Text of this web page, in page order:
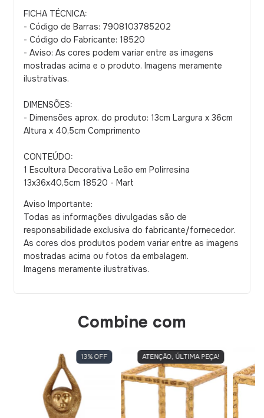
FICHA TÉCNICA:
- Código de Barras: 7908103785202
- Código do Fabricante: 18520
- Aviso: As cores podem variar entre as imagens
mostradas acima e o produto. Imagens meramente
ilustrativas.
DIMENSÕES:
- Dimensões aprox. do produto: 13cm Largura x 36cm
Altura x 40,5cm Comprimento
CONTEÚDO:
1 Escultura Decorativa Leão em Polirresina
13x36x40,5cm 18520 - Mart
Aviso Importante:
Todas as informações divulgadas são de
responsabilidade exclusiva do fabricante/fornecedor.
As cores dos produtos podem variar entre as imagens
mostradas acima ou fotos da embalagem.
Imagens meramente ilustrativas.
Combine com
13%OFF ATENÇÃO, ÚLTIMA PEÇA!